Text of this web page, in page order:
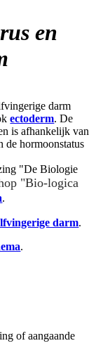
en
darm
ectoderm. De
is afhankelijk van
de hormoonstatus
"De Biologie
"Bio-logica
.
darm.
.
of aangaande